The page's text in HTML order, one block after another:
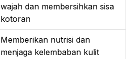
wajah dan membersihkan sisa
kotoran
Memberikan nutrisi dan
menjaga kelembaban kulit